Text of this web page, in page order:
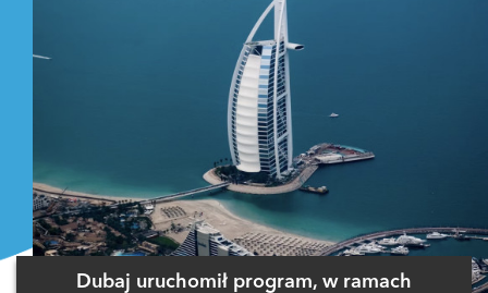
Dubaj uruchomił program, w ramach